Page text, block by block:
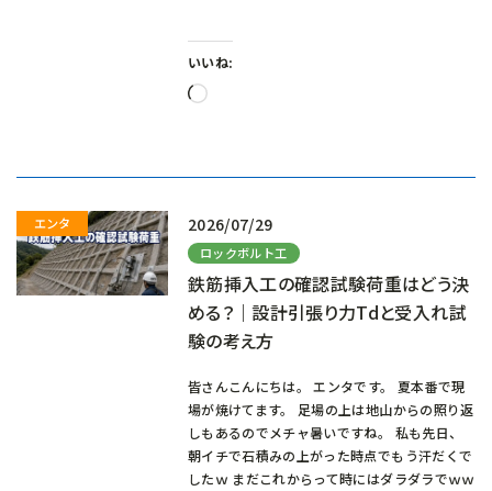
いいね:
読
2026/07/29
ロックボルト工
鉄筋挿入工の確認試験荷重はどう決
める？｜設計引張り力Tdと受入れ試
験の考え方
皆さんこんにちは。 エンタです。 夏本番で現
場が焼けてます。 足場の上は地山からの照り返
しもあるのでメチャ暑いですね。 私も先日、
朝イチで石積みの上がった時点でもう汗だくで
したｗ まだこれからって時にはダラダラでｗｗ